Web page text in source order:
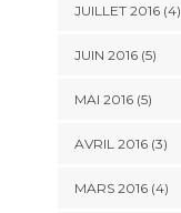
JUILLET 2016(4)
JUIN 2016(5)
MAI 2016(5)
AVRIL 2016(3)
MARS 2016(4)